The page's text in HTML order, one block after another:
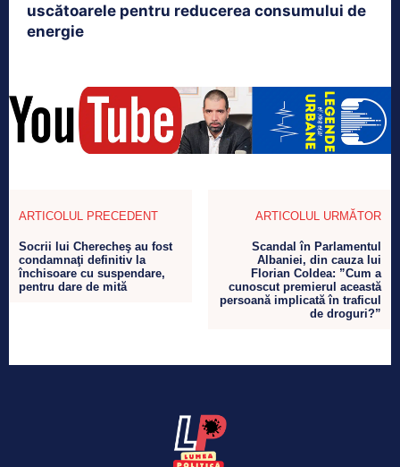
uscătoarele pentru reducerea consumului de
energie
ARTICOLUL PRECEDENT
Socrii lui Cherecheş au fost
condamnaţi definitiv la
închisoare cu suspendare,
pentru dare de mită
ARTICOLUL URMĂTOR
Scandal în Parlamentul
Albaniei, din cauza lui
Florian Coldea: ”Cum a
cunoscut premierul această
persoană implicată în traficul
de droguri?”